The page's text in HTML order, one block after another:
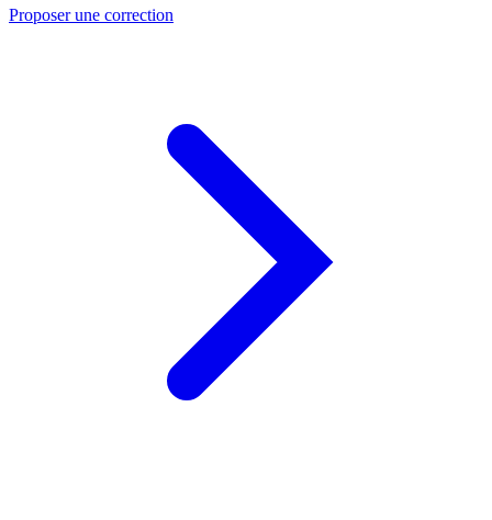
Proposer une correction